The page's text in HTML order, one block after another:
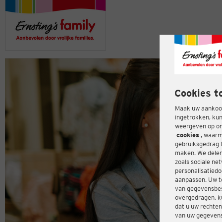
Cookies
Maak uw
ingetrokken,
weergeven op
cookies ,
gebruiksgedrag
maken. We
zoals sociale
aanpassen. Uw
van
overgedragen,
dat u uw
van uw